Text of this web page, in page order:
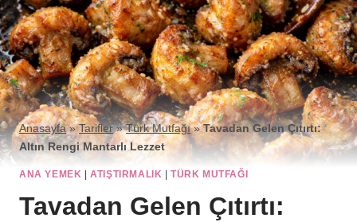
Anasayfa»Tarifler»Türk Mutfağı»Tavadan Gelen Çıtırtı:
Altın Rengi Mantarlı Lezzet
ANA YEMEK |ATIŞTIRMALIK |TÜRK MUTFAĞI
Tavadan Gelen Çıtırtı: